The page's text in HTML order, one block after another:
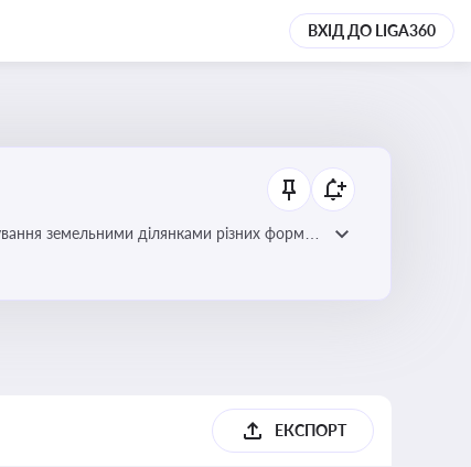
ВХІД ДО LIGA360
земельними ділянками різних форм
ЕКСПОРТ